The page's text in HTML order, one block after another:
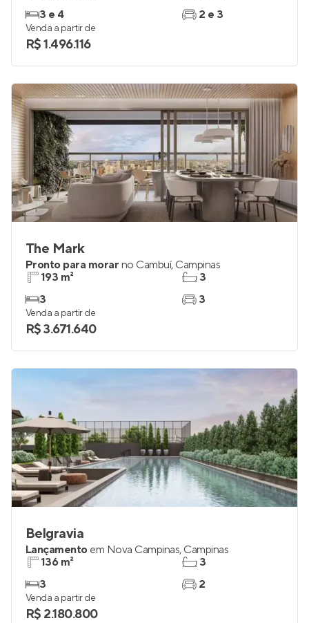
3 e 4
2 e 3
Venda a partir de
R$ 1.496.116
The Mark
Pronto para morar no Cambuí, Campinas
193 m²
3
3
3
Venda a partir de
R$ 3.671.640
Belgravia
Lançamento em Nova Campinas, Campinas
136 m²
3
3
2
Venda a partir de
R$ 2.180.800